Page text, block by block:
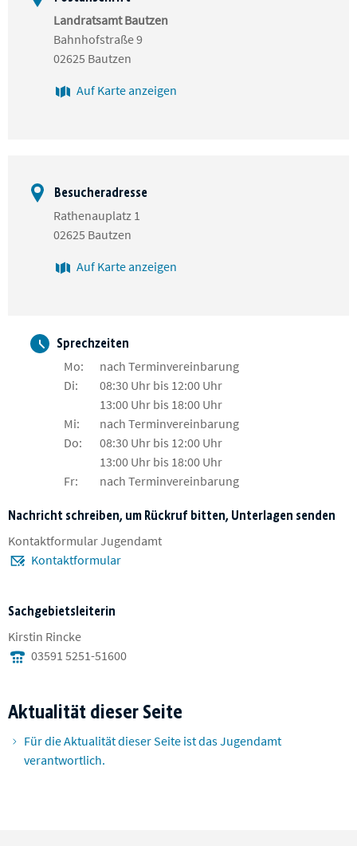
Landratsamt Bautzen
Bahnhofstraße 9
02625 Bautzen
Auf Karte anzeigen
Besucheradresse
Rathenauplatz 1
02625 Bautzen
Auf Karte anzeigen
Sprechzeiten
Mo:
nach Terminvereinbarung
Di:
08:30 Uhr bis 12:00 Uhr
13:00 Uhr bis 18:00 Uhr
Mi:
nach Terminvereinbarung
Do:
08:30 Uhr bis 12:00 Uhr
13:00 Uhr bis 18:00 Uhr
Fr:
nach Terminvereinbarung
Nachricht schreiben, um Rückruf bitten, Unterlagen senden
Kontaktformular Jugendamt
Kontaktformular
Sachgebietsleiterin
Kirstin Rincke
03591 5251-51600
Aktualität dieser Seite
Für die Aktualität dieser Seite ist das Jugendamt
verantwortlich.